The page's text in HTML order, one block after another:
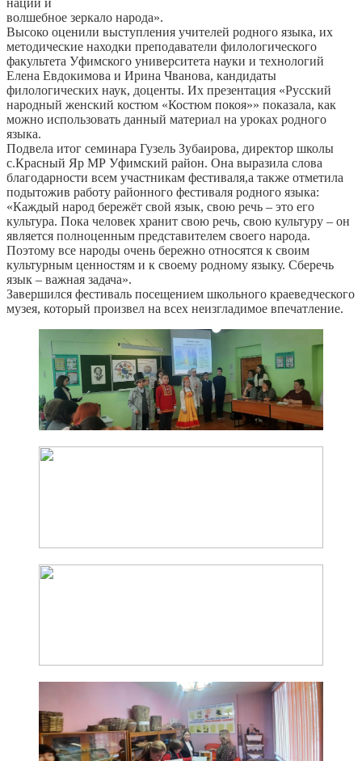
нации и
волшебное зеркало народа».
Высоко оценили выступления учителей родного языка, их
методические находки преподаватели филологического
факультета Уфимского университета науки и технологий
Елена Евдокимова и Ирина Чванова, кандидаты
филологических наук, доценты. Их презентация «Русский
народный женский костюм «Костюм покоя»» показала, как
можно использовать данный материал на уроках родного
языка.
Подвела итог семинара Гузель Зубаирова, директор школы
с.Красный Яр МР Уфимский район. Она выразила слова
благодарности всем участникам фестиваля,а также отметила
подытожив работу районного фестиваля родного языка:
«Каждый народ бережёт свой язык, свою речь – это его
культура. Пока человек хранит свою речь, свою культуру – он
является полноценным представителем своего народа.
Поэтому все народы очень бережно относятся к своим
культурным ценностям и к своему родному языку. Сберечь
язык – важная задача».
Завершился фестиваль посещением школьного краеведческого
музея, который произвел на всех неизгладимое впечатление.